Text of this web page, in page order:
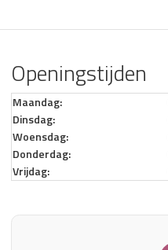
Openingstijden
Maandag:
Dinsdag:
Woensdag:
Donderdag:
Vrijdag: